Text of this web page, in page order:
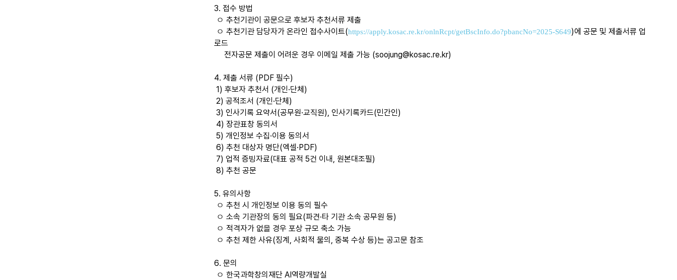
3. 접수 방법
ㅇ 추천기관이 공문으로 후보자 추천서류 제출
ㅇ 추천기관 담당자가 온라인 접수사이트(https://apply.kosac.re.kr/onlnRcpt/getBscInfo.do?pbancNo=2025-S649)에 공문 및 제출서류 업
로드
전자공문 제출이 어려운 경우 이메일 제출 가능 (soojung@kosac.re.kr)
4. 제출 서류 (PDF 필수)
1) 후보자 추천서 (개인·단체)
2) 공적조서 (개인·단체)
3) 인사기록 요약서(공무원·교직원), 인사기록카드(민간인)
4) 장관표창 동의서
5) 개인정보 수집·이용 동의서
6) 추천 대상자 명단(엑셀·PDF)
7) 업적 증빙자료(대표 공적 5건 이내, 원본대조필)
8) 추천 공문
5. 유의사항
ㅇ 추천 시 개인정보 이용 동의 필수
ㅇ 소속 기관장의 동의 필요(파견·타 기관 소속 공무원 등)
ㅇ 적격자가 없을 경우 포상 규모 축소 가능
ㅇ 추천 제한 사유(징계, 사회적 물의, 중복 수상 등)는 공고문 참조
6. 문의
ㅇ 한국과학창의재단 AI역량개발실